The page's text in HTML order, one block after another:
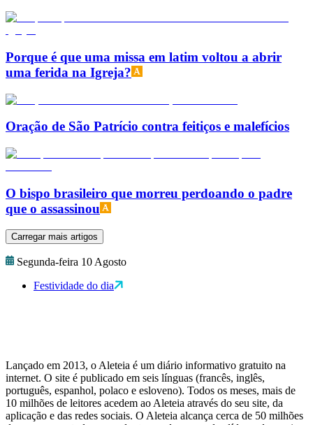
Porque é que uma missa em latim voltou a abrir
uma ferida na Igreja?
Oração de São Patrício contra feitiços e malefícios
O bispo brasileiro que morreu perdoando o padre
que o assassinou
Carregar mais artigos
Segunda-feira 10 Agosto
Festividade do dia
Lançado em 2013, o Aleteia é um diário informativo gratuito na
internet. O site é publicado em seis línguas (francês, inglês,
português, espanhol, polaco e esloveno). Todos os meses, mais de
10 milhões de leitores acedem ao Aleteia através do seu site, da
aplicação e das redes sociais. O Aleteia alcança cerca de 50 milhões